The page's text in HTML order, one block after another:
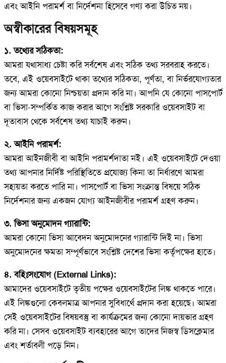
এবং আইনি পরামর্শ বা নির্দেশনা হিসেবে গণ্য করা উচিত নয়।
অস্বীকারের বিষয়সমূহ
১. তথ্যের সঠিকতা:
আমরা যথাসাধ্য চেষ্টা করি সর্বশেষ এবং সঠিক তথ্য সরবরাহ করতে।
তবে, এই ওয়েবসাইটে থাকা তথ্যের সঠিকতা, পূর্ণতা, বা নির্ভরযোগ্যতার
জন্য আমরা কোনো নিশ্চয়তা প্রদান করি না। আপনি যে কোনো পাসপোর্ট
বা ভিসা-সম্পর্কিত কাজ করার আগে সংশ্লিষ্ট সরকারি ওয়েবসাইট বা
দূতাবাস থেকে সর্বশেষ তথ্য যাচাই করুন।
২. আইনি পরামর্শ:
আমরা আইনজীবী বা আইনি পরামর্শদাতা নই। এই ওয়েবসাইটে দেওয়া
তথ্য আপনার নির্দিষ্ট পরিস্থিতিতে প্রযোজ্য কিনা তা নির্ধারণে আমরা
সহায়তা করতে পারি না। পাসপোর্ট বা ভিসা সংক্রান্ত বিষয়ে সঠিক
নির্দেশনার জন্য একজন যোগ্য আইনজীবীর পরামর্শ গ্রহণ করুন।
৩. ভিসা অনুমোদন গ্যারান্টি:
আমরা কোনো ভিসা আবেদন অনুমোদনের গ্যারান্টি দিই না। ভিসা
অনুমোদনের ক্ষমতা সম্পূর্ণভাবে সংশ্লিষ্ট দেশের ভিসা কর্তৃপক্ষের হাতে।
৪. বহিঃসংযোগ (External Links):
আমাদের ওয়েবসাইটে তৃতীয় পক্ষের ওয়েবসাইটের লিঙ্ক থাকতে পারে।
এই লিঙ্কগুলো কেবলমাত্র আপনার সুবিধার্থে প্রদান করা হয়েছে। আমরা
সেই ওয়েবসাইটের বিষয়বস্তু বা কার্যক্রমের জন্য কোনো দায়ভার গ্রহণ
করি না। সেসব ওয়েবসাইট ব্যবহারের আগে তাদের নিজস্ব ডিসক্লেমার
এবং শর্তাবলী পড়ে নিন।